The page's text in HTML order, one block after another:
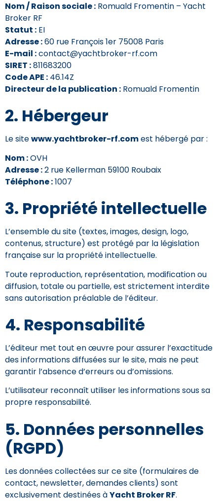
Nom / Raison sociale : Romuald Fromentin – Yacht
Broker RF
Statut : EI
Adresse :60 rue François 1er 75008 Paris
E-mail :contact@yachtbroker-rf.com
SIRET :811683200
Code APE : 46.14Z
Directeur de la publication : Romuald Fromentin
2. Hébergeur
Le sitewww.yachtbroker-rf.comest hébergé par :
Nom :OVH
Adresse :2 rue Kellerman 59100 Roubaix
Téléphone :1007
3. Propriété intellectuelle
L’ensemble du site (textes, images, design, logo,
contenus, structure) est protégé par la législation
française sur la propriété intellectuelle.
Toute reproduction, représentation, modification ou
diffusion, totale ou partielle, est strictement interdite
sans autorisation préalable de l’éditeur.
4. Responsabilité
L’éditeur met tout en œuvre pour assurer l’exactitude
des informations diffusées sur le site, mais ne peut
garantir l’absence d’erreurs ou d’omissions.
L’utilisateur reconnaît utiliser les informations sous sa
propre responsabilité.
5. Données personnelles
(RGPD)
Les données collectées sur ce site (formulaires de
contact, newsletter, demandes clients) sont
exclusivement destinées àYacht Broker RF.